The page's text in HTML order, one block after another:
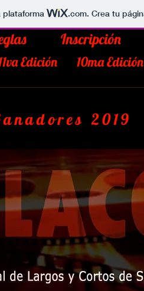
plataforma .com. Crea tu
Edición 10ma Edición
Inscripción
2019